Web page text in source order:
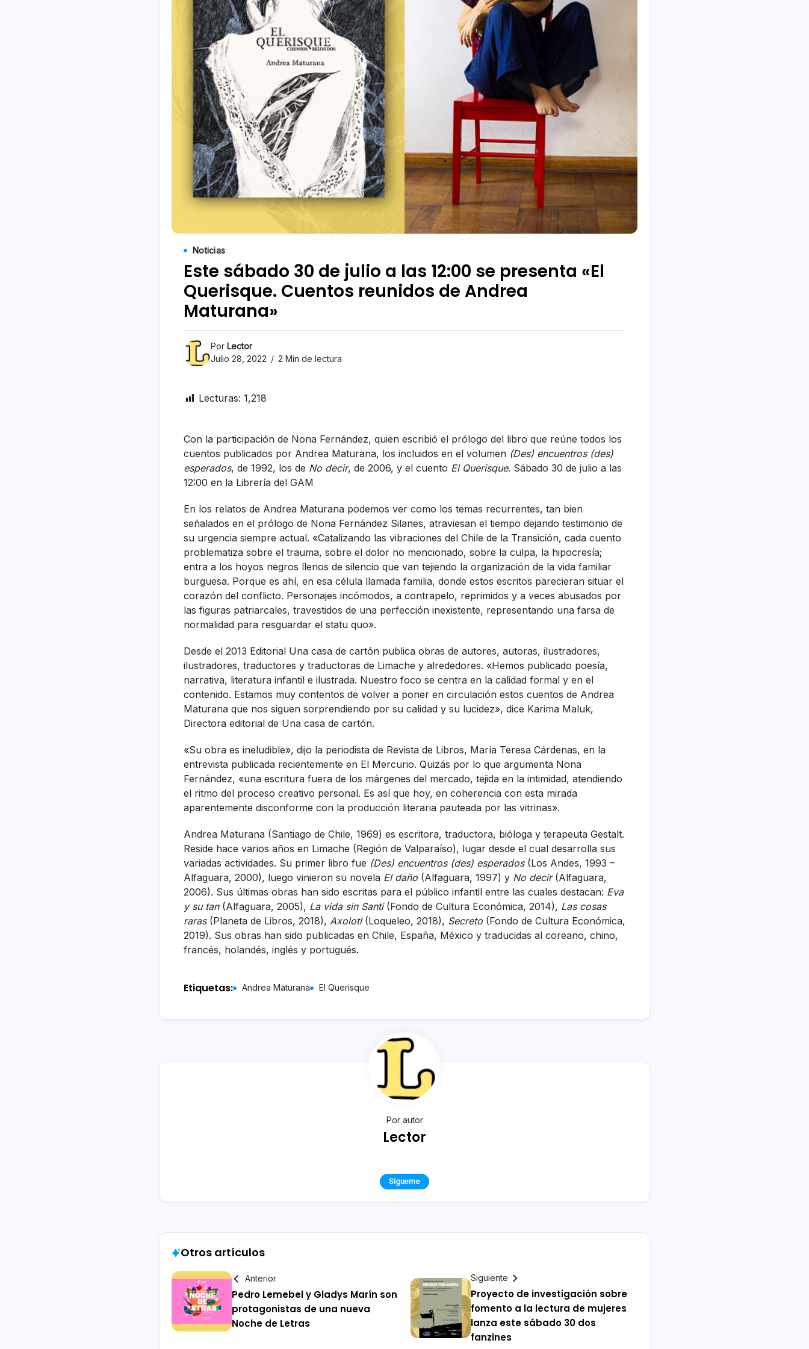
Noticias
Este sábado 30 de julio a las 12:00 se presenta «El
Querisque. Cuentos reunidos de Andrea
Maturana»
Por Lector
Julio 28, 2022
2 Min de lectura
Lecturas: 1,218
Con la participación de Nona Fernández, quien escribió el prólogo del libro que reúne todos los
cuentos publicados por Andrea Maturana, los incluidos en el volumen (Des) encuentros (des)
esperados, de 1992, los de No decir, de 2006, y el cuento El Querisque. Sábado 30 de julio a las
12:00 en la Librería del GAM
En los relatos de Andrea Maturana podemos ver como los temas recurrentes, tan bien
señalados en el prólogo de Nona Fernández Silanes, atraviesan el tiempo dejando testimonio de
su urgencia siempre actual. «Catalizando las vibraciones del Chile de la Transición, cada cuento
problematiza sobre el trauma, sobre el dolor no mencionado, sobre la culpa, la hipocresía;
entra a los hoyos negros llenos de silencio que van tejiendo la organización de la vida familiar
burguesa. Porque es ahí, en esa célula llamada familia, donde estos escritos parecieran situar el
corazón del conflicto. Personajes incómodos, a contrapelo, reprimidos y a veces abusados por
las figuras patriarcales, travestidos de una perfección inexistente, representando una farsa de
normalidad para resguardar el statu quo».
Desde el 2013 Editorial Una casa de cartón publica obras de autores, autoras, ilustradores,
ilustradores, traductores y traductoras de Limache y alrededores. «Hemos publicado poesía,
narrativa, literatura infantil e ilustrada. Nuestro foco se centra en la calidad formal y en el
contenido. Estamos muy contentos de volver a poner en circulación estos cuentos de Andrea
Maturana que nos siguen sorprendiendo por su calidad y su lucidez», dice Karima Maluk,
Directora editorial de Una casa de cartón.
«Su obra es ineludible», dijo la periodista de Revista de Libros, María Teresa Cárdenas, en la
entrevista publicada recientemente en El Mercurio. Quizás por lo que argumenta Nona
Fernández, «una escritura fuera de los márgenes del mercado, tejida en la intimidad, atendiendo
el ritmo del proceso creativo personal. Es así que hoy, en coherencia con esta mirada
aparentemente disconforme con la producción literaria pauteada por las vitrinas».
Andrea Maturana (Santiago de Chile, 1969) es escritora, traductora, bióloga y terapeuta Gestalt.
Reside hace varios años en Limache (Región de Valparaíso), lugar desde el cual desarrolla sus
variadas actividades. Su primer libro fue (Des) encuentros (des) esperados(Los Andes, 1993 –
Alfaguara, 2000), luego vinieron su novela El daño (Alfaguara, 1997) y No decir(Alfaguara,
2006). Sus últimas obras han sido escritas para el público infantil entre las cuales destacan: Eva
y su tan(Alfaguara, 2005), La vida sin Santi(Fondo de Cultura Económica, 2014), Las cosas
raras(Planeta de Libros, 2018), Axolotl(Loqueleo, 2018), Secreto (Fondo de Cultura Económica,
2019). Sus obras han sido publicadas en Chile, España, México y traducidas al coreano, chino,
francés, holandés, inglés y portugués.
Etiquetas: Andrea Maturana El Querisque
Por autor
Lector
Sígueme
Otros artículos
Anterior
Pedro Lemebel y Gladys Marín son
protagonistas de una nueva
Noche de Letras
Siguiente
Proyecto de investigación sobre
fomento a la lectura de mujeres
lanza este sábado 30 dos
fanzines